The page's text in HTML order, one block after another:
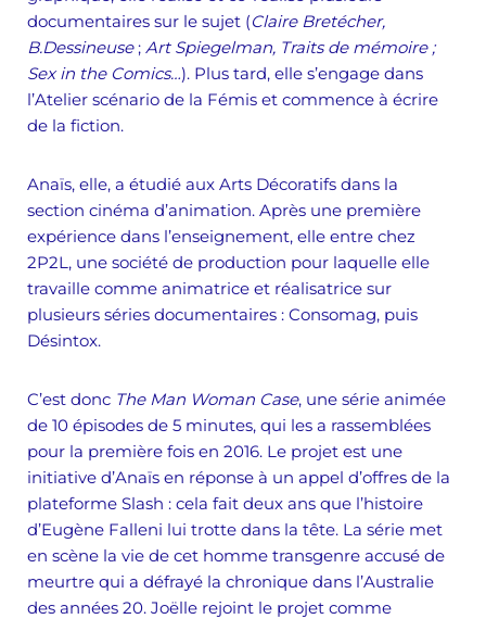
documentaires sur le sujet (Claire Bretécher,
B.Dessineuse; Art Spiegelman, Traits de mémoire ;
Sex in the Comics…). Plus tard, elle s’engage dans
l’Atelier scénario de la Fémis et commence à écrire
de la fiction.
Anaïs, elle, a étudié aux Arts Décoratifs dans la
section cinéma d’animation. Après une première
expérience dans l’enseignement, elle entre chez
2P2L, une société de production pour laquelle elle
travaille comme animatrice et réalisatrice sur
plusieurs séries documentaires : Consomag, puis
Désintox.
C’est donc The Man Woman Case, une série animée
de 10 épisodes de 5 minutes, qui les a rassemblées
pour la première fois en 2016. Le projet est une
initiative d’Anaïs en réponse à un appel d’offres de la
plateforme Slash : cela fait deux ans que l’histoire
d’Eugène Falleni lui trotte dans la tête. La série met
en scène la vie de cet homme transgenre accusé de
meurtre qui a défrayé la chronique dans l’Australie
des années 20. Joëlle rejoint le projet comme